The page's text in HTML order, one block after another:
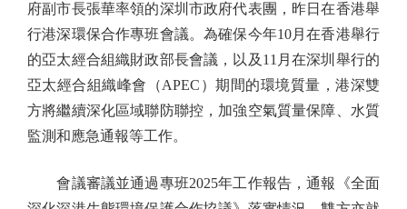
府副市長張華率領的深圳市政府代表團，昨日在香港舉
行港深環保合作專班會議。為確保今年10月在香港舉行
的亞太經合組織財政部長會議，以及11月在深圳舉行的
亞太經合組織峰會（APEC）期間的環境質量，港深雙
方將繼續深化區域聯防聯控，加強空氣質量保障、水質
監測和應急通報等工作。
會議審議並通過專班2025年工作報告，通報《全面